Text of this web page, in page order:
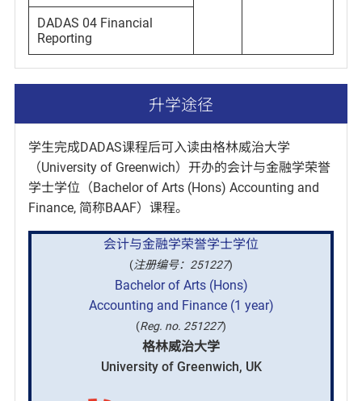
DADAS 04 Financial
Reporting
升学途径
学生完成DADAS课程后可入读由格林威治大学
（University of Greenwich）开办的会计与金融学荣誉
学士学位（Bachelor of Arts (Hons) Accounting and
Finance, 简称BAAF）课程。
会计与金融学荣誉学士学位
(注册编号：251227)
Bachelor of Arts (Hons)
Accounting and Finance (1 year)
(Reg. no. 251227)
格林威治大学
University of Greenwich, UK